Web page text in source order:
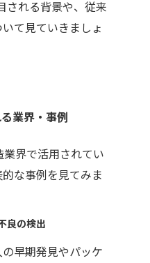
される背景や、従来
て見ていきましょ
業界・事例
界で活用されてい
な事例を見てみま
良の検出
早期発見やパッケ